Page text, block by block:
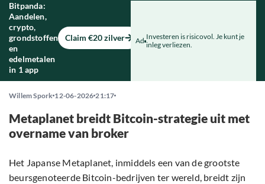
Bitpanda:
Aandelen,
crypto,
grondstoffen
en
edelmetalen
in 1 app
Claim €20 zilver Ad Investeren is risicovol. Je kunt je
inleg verliezen.
Willem Spork 12-06-2026 21:17
Metaplanet breidt Bitcoin-strategie uit met
overname van broker
Het Japanse Metaplanet, inmiddels een van de grootste
beursgenoteerde Bitcoin-bedrijven ter wereld, breidt zijn